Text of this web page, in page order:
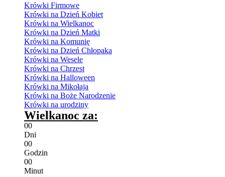
Krówki Firmowe
Krówki na Dzień Kobiet
Krówki na Wielkanoc
Krówki na Dzień Matki
Krówki na Komunię
Krówki na Dzień Chłopaka
Krówki na Wesele
Krówki na Chrzest
Krówki na Halloween
Krówki na Mikołaja
Krówki na Boże Narodzenie
Krówki na urodziny
Wielkanoc za:
00
Dni
00
Godzin
00
Minut